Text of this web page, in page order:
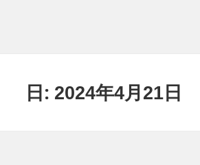
日: 2024年4月21日